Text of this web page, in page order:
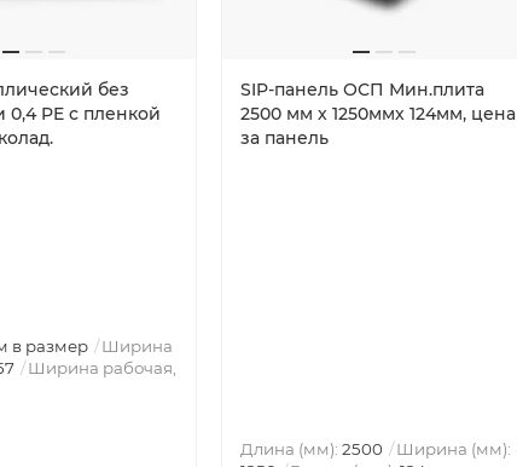
без
PE с пленкой
в размер
Ширина
Ширина рабочая,
SIP-панель ОСП Мин.плита
2500 мм х 1250ммх 124мм, цена
за панель
Длина (мм): 2500
Ширина (мм):